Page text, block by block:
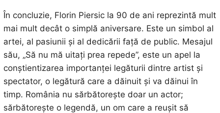
În concluzie, Florin Piersic la 90 de ani reprezintă mult
mai mult decât o simplă aniversare. Este un simbol al
artei, al pasiunii și al dedicării față de public. Mesajul
său, „Să nu mă uitați prea repede”, este un apel la
conștientizarea importanței legăturii dintre artist și
spectator, o legătură care a dăinuit și va dăinui în
timp. România nu sărbătorește doar un actor;
sărbătorește o legendă, un om care a reușit să